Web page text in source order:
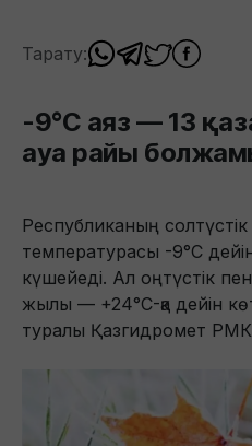
Тарату:
-9°C аяз — 13
ауа райы
Республиканың солтүстік
температурасы -9°C
күшейеді. Ал оңтүстік
жылы — +24°C-қа дейін
туралы Қазгидромет РМК